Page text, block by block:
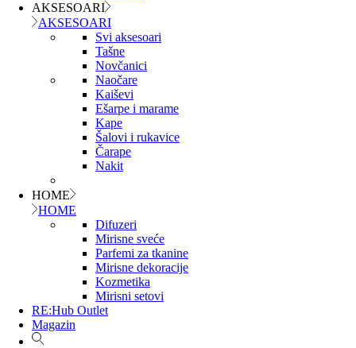
AKSESOARI
AKSESOARI
Svi aksesoari
Tašne
Novčanici
Naočare
Kaiševi
Ešarpe i marame
Kape
Šalovi i rukavice
Čarape
Nakit
HOME
HOME
Difuzeri
Mirisne sveće
Parfemi za tkanine
Mirisne dekoracije
Kozmetika
Mirisni setovi
RE:Hub Outlet
Magazin